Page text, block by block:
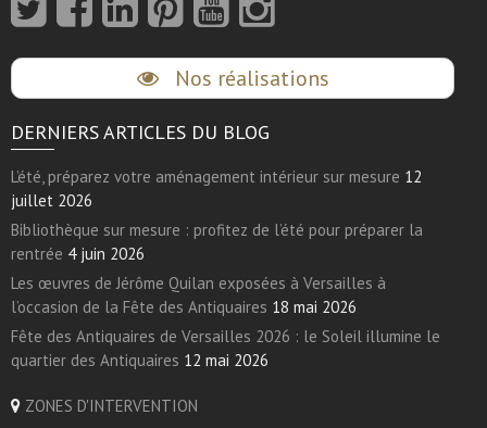
Nos réalisations
DERNIERS ARTICLES DU BLOG
L’été, préparez votre aménagement intérieur sur mesure 12
juillet 2026
Bibliothèque sur mesure : profitez de l’été pour préparer la
rentrée 4 juin 2026
Les œuvres de Jérôme Quilan exposées à Versailles à
l’occasion de la Fête des Antiquaires 18 mai 2026
Fête des Antiquaires de Versailles 2026 : le Soleil illumine le
quartier des Antiquaires 12 mai 2026
ZONES D'INTERVENTION